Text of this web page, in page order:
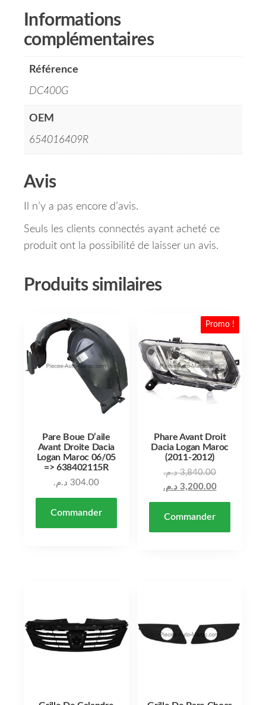
Informations
complémentaires
Référence
DC400G
OEM
654016409R
Avis
Il n’y a pas encore d’avis.
Seuls les clients connectés ayant acheté ce
produit ont la possibilité de laisser un avis.
Produits similaires
Pare Boue D’aile
Avant Droite Dacia
Logan Maroc 06/05
=> 638402115R
304.00 د.م.
Commander
Promo !
Phare Avant Droit
Dacia Logan Maroc
(2011-2012)
3,840.00 د.م.
3,200.00 د.م.
Commander